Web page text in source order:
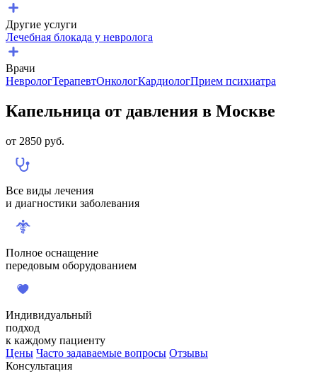
Другие услуги
Лечебная блокада у невролога
Врачи
НеврологТерапевтОнкологКардиологПрием психиатра
Капельница от давления в Москве
от 2850 руб.
Все виды лечения
и диагностики заболевания
Полное оснащение
передовым оборудованием
Индивидуальный
подход
к каждому пациенту
Цены Часто задаваемые вопросы Отзывы
Консультация